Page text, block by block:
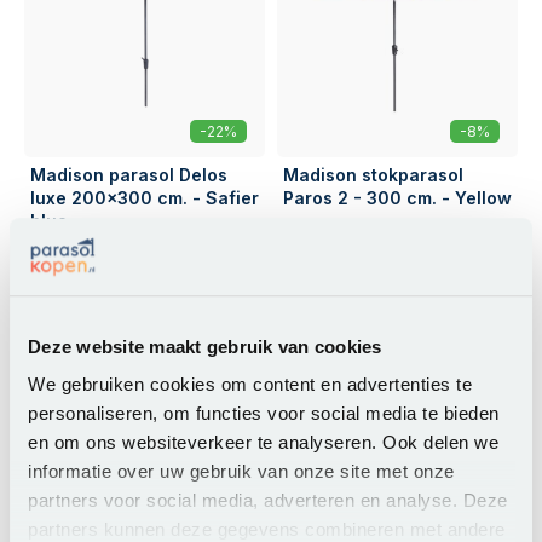
Deze website maakt gebruik van cookies
We gebruiken cookies om content en advertenties te
personaliseren, om functies voor social media te bieden
en om ons websiteverkeer te analyseren. Ook delen we
informatie over uw gebruik van onze site met onze
partners voor social media, adverteren en analyse. Deze
partners kunnen deze gegevens combineren met andere
-22%
Madison parasol Delos
luxe 200x300 cm. - Safier
blue
Op voorraad
Vergelijk dit product
-8%
Madison stokparasol
Paros 2 - 300 cm. - Yellow
Op voorraad
Vergelijk dit product